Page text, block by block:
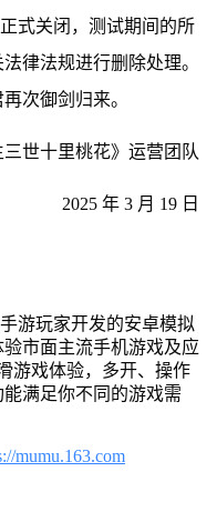
式关闭，测试期间的所
律法规进行删除处理。
次御剑归来。
三世十里桃花》运营团队
2025 年 3 月 19 日
游玩家开发的安卓模拟
市面主流手机游戏及应
游戏体验，多开、操作
满足你不同的游戏需
mumu.163.com